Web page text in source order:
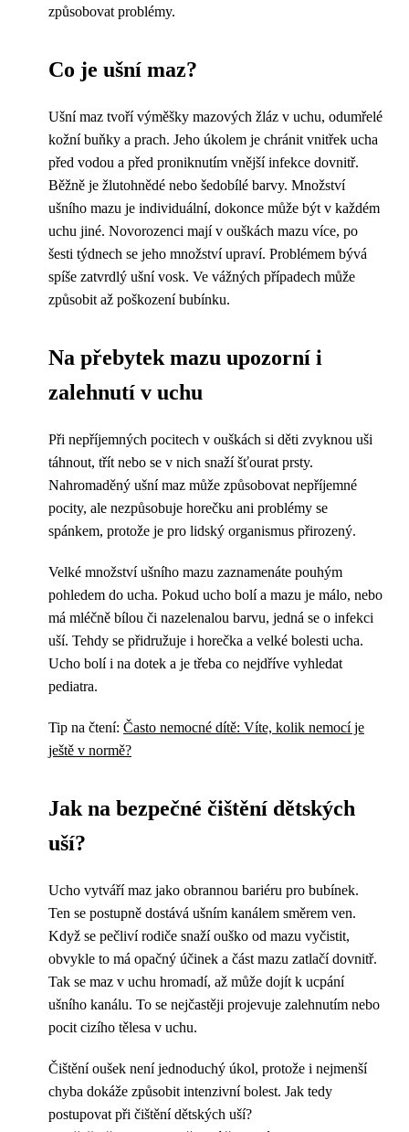
způsobovat problémy.
Co je ušní maz?
Ušní maz tvoří výměšky mazových žláz v uchu, odumřelé
kožní buňky a prach. Jeho úkolem je chránit vnitřek ucha
před vodou a před proniknutím vnější infekce dovnitř.
Běžně je žlutohnědé nebo šedobílé barvy. Množství
ušního mazu je individuální, dokonce může být v každém
uchu jiné. Novorozenci mají v ouškách mazu více, po
šesti týdnech se jeho množství upraví. Problémem bývá
spíše zatvrdlý ušní vosk. Ve vážných případech může
způsobit až poškození bubínku.
Na přebytek mazu upozorní i
zalehnutí v uchu
Při nepříjemných pocitech v ouškách si děti zvyknou uši
táhnout, třít nebo se v nich snaží šťourat prsty.
Nahromaděný ušní maz může způsobovat nepříjemné
pocity, ale nezpůsobuje horečku ani problémy se
spánkem, protože je pro lidský organismus přirozený.
Velké množství ušního mazu zaznamenáte pouhým
pohledem do ucha. Pokud ucho bolí a mazu je málo, nebo
má mléčně bílou či nazelenalou barvu, jedná se o infekci
uší. Tehdy se přidružuje i horečka a velké bolesti ucha.
Ucho bolí i na dotek a je třeba co nejdříve vyhledat
pediatra.
Tip na čtení: Často nemocné dítě: Víte, kolik nemocí je
ještě v normě?
Jak na bezpečné čištění dětských
uší?
Ucho vytváří maz jako obrannou bariéru pro bubínek.
Ten se postupně dostává ušním kanálem směrem ven.
Když se pečliví rodiče snaží ouško od mazu vyčistit,
obvykle to má opačný účinek a část mazu zatlačí dovnitř.
Tak se maz v uchu hromadí, až může dojít k ucpání
ušního kanálu. To se nejčastěji projevuje zalehnutím nebo
pocit cizího tělesa v uchu.
Čištění oušek není jednoduchý úkol, protože i nejmenší
chyba dokáže způsobit intenzivní bolest. Jak tedy
postupovat při čištění dětských uší?